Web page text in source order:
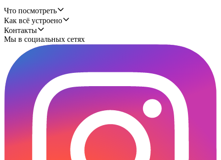
Что посмотреть
Как всё устроено
Контакты
Мы в социальных сетях